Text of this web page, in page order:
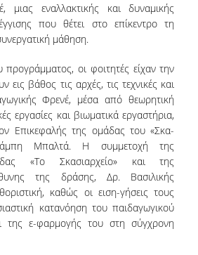
ΕΠΙΧΕΙΡΗΜΑΤΙΚΟΤΗΤΑ &
ΖΩΗΣ ΣΤΟ ΣΧΟΛΕΙΟ Ι & ΙΙ
2023: ΤΟ ΠΝΕΥΜΑΤΙΚΟ
ΤΟΥ ΟΠΑ
ΟΜΑΔΑ
& ΕΓΧΩΡΙΕΣ ΣΥΝΕΡΓΑΣΙΕΣ
μιας εναλλακτικής και δυναμικής
που θέτει στο επίκεντρο τη
μάθηση.
προγράμματος, οι φοιτητές είχαν την
εις βάθος τις αρχές, τις τεχνικές και
Φρενέ, μέσα από θεωρητική
εργασίες και βιωματικά εργαστήρια,
Επικεφαλής της ομάδας του «Σκα-
Μπαλτά. Η συμμετοχή της
«Το Σκασιαρχείο» και της
της δράσης, Δρ. Βασιλικής
καθώς οι ειση-γήσεις τους
κατανόηση του παιδαγωγικού
της ε-φαρμογής του στη σύγχρονη